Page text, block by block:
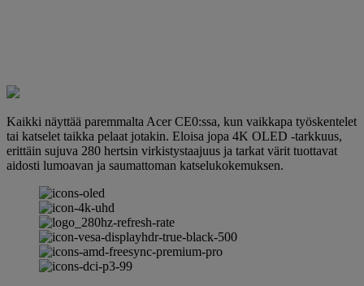
Kaikki näyttää paremmalta Acer CE0:ssa, kun vaikkapa työskentelet
tai katselet taikka pelaat jotakin. Eloisa jopa 4K OLED -tarkkuus,
erittäin sujuva 280 hertsin virkistystaajuus ja tarkat värit tuottavat
aidosti lumoavan ja saumattoman katselukokemuksen.